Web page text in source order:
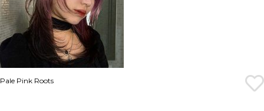
Pale Pink Roots